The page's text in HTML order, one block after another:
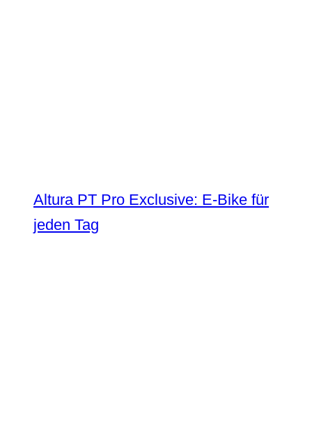
Altura PT Pro Exclusive: E-Bike für
jeden Tag